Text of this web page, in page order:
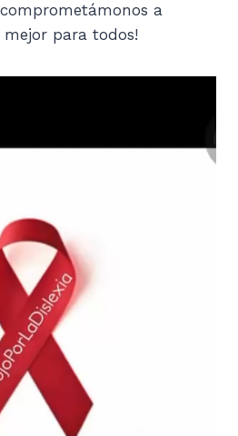
a
para todos!